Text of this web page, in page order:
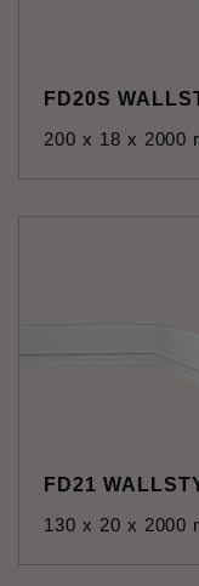
FD20S
200 x 18 x 2000
FD21
130 x 20 x 2000